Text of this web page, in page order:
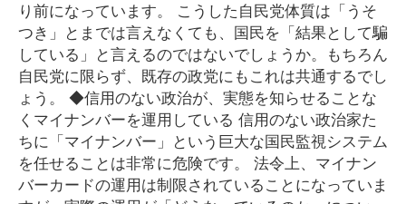
り前になっています。 こうした自民党体質は「うそ
つき」とまでは言えなくても、国民を「結果として騙
している」と言えるのではないでしょうか。もちろん
自民党に限らず、既存の政党にもこれは共通するでし
ょう。 ◆信用のない政治が、実態を知らせることな
くマイナンバーを運用している 信用のない政治家た
ちに「マイナンバー」という巨大な国民監視システム
を任せることは非常に危険です。 法令上、マイナン
バーカードの運用は制限されていることになっていま